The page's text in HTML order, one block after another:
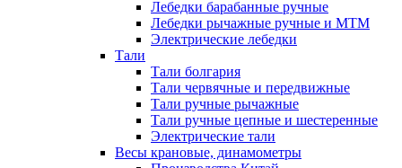
Лебедки барабанные ручные
Лебедки рычажные ручные и МТМ
Электрические лебедки
Тали
Тали болгария
Тали червячные и передвижные
Тали ручные рычажные
Тали ручные цепные и шестеренные
Электрические тали
Весы крановые, динамометры